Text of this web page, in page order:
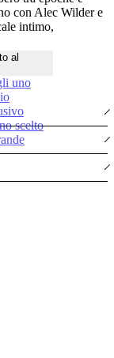
al
uno
scelto
con Alec Wilder e
intimo,